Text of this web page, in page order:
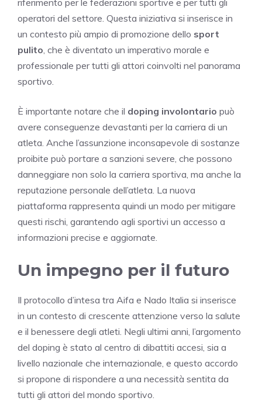
operatori del settore. Questa iniziativa si inserisce in
un contesto più ampio di promozione dello sport
pulito , che è diventato un imperativo morale e
professionale per tutti gli attori coinvolti nel panorama
sportivo.
È importante notare che il doping involontario può
avere conseguenze devastanti per la carriera di un
atleta. Anche l’assunzione inconsapevole di sostanze
proibite può portare a sanzioni severe, che possono
danneggiare non solo la carriera sportiva, ma anche la
reputazione personale dell’atleta. La nuova
piattaforma rappresenta quindi un modo per mitigare
questi rischi, garantendo agli sportivi un accesso a
informazioni precise e aggiornate.
Un impegno per il futuro
Il protocollo d’intesa tra Aifa e Nado Italia si inserisce
in un contesto di crescente attenzione verso la salute
e il benessere degli atleti. Negli ultimi anni, l’argomento
del doping è stato al centro di dibattiti accesi, sia a
livello nazionale che internazionale, e questo accordo
si propone di rispondere a una necessità sentita da
tutti gli attori del mondo sportivo.